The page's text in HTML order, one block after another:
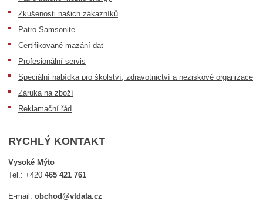
Zkušenosti našich zákazníků
Patro Samsonite
Certifikované mazání dat
Profesionální servis
Speciální nabídka pro školství, zdravotnictví a neziskové organizace
Záruka na zboží
Reklamační řád
RYCHLÝ KONTAKT
Vysoké Mýto
Tel.:+420465 421 761
E-mail:obchod@vtdata.cz